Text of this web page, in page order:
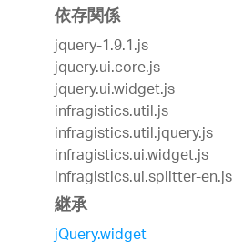
依存関係
jquery-1.9.1.js
jquery.ui.core.js
jquery.ui.widget.js
infragistics.util.js
infragistics.util.jquery.js
infragistics.ui.widget.js
infragistics.ui.splitter-en.js
継承
jQuery.widget